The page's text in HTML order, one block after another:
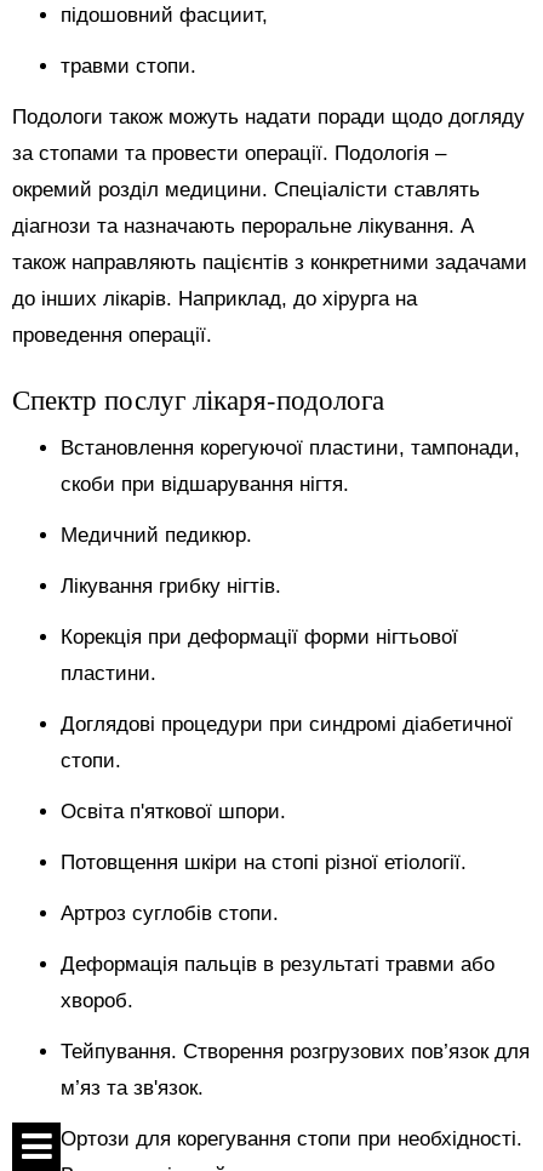
підошовний фасциит,
травми стопи.
Подологи також можуть надати поради щодо догляду
за стопами та провести операції. Подологія –
окремий розділ медицини. Спеціалісти ставлять
діагнози та назначають пероральне лікування. А
також направляють пацієнтів з конкретними задачами
до інших лікарів. Наприклад, до хірурга на
проведення операції.
Спектр послуг лікаря-подолога
Встановлення корегуючої пластини, тампонади,
скоби при відшарування нігтя.
Медичний педикюр.
Лікування грибку нігтів.
Корекція при деформації форми нігтьової
пластини.
Доглядові процедури при синдромі діабетичної
стопи.
Освіта п'яткової шпори.
Потовщення шкіри на стопі різної етіології.
Артроз суглобів стопи.
Деформація пальців в результаті травми або
хвороб.
Тейпування. Створення розгрузових пов’язок для
м’яз та зв'язок.
Ортози для корегування стопи при необхідності.